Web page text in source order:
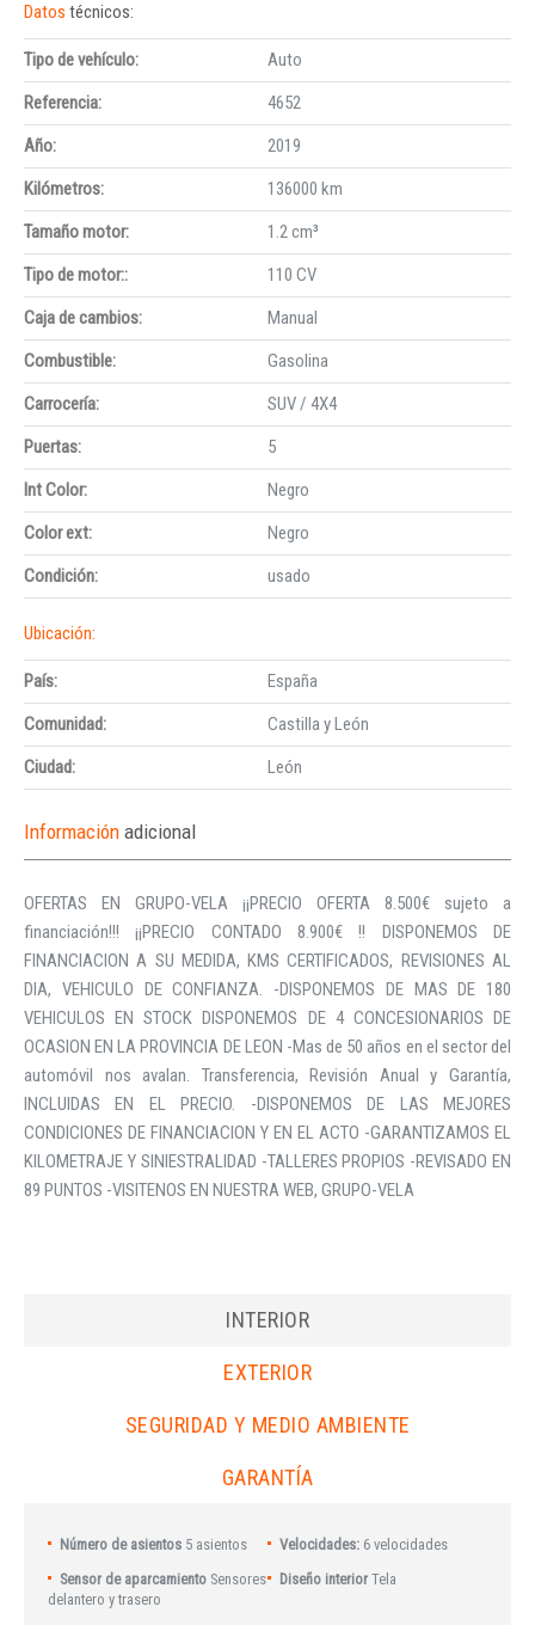
Datos técnicos:
Tipo de vehículo:
Auto
Referencia:
4652
Año:
2019
Kilómetros:
136000 km
Tamaño motor:
1.2 cm³
Tipo de motor::
110 CV
Caja de cambios:
Manual
Combustible:
Gasolina
Carrocería:
SUV / 4X4
Puertas:
5
Int Color:
Negro
Color ext:
Negro
Condición:
usado
Ubicación:
País:
España
Comunidad:
Castilla y León
Ciudad:
León
Información adicional
OFERTAS EN GRUPO-VELA ¡¡PRECIO OFERTA 8.500€ sujeto a
financiación!!! ¡¡PRECIO CONTADO 8.900€ !! DISPONEMOS DE
FINANCIACION A SU MEDIDA, KMS CERTIFICADOS, REVISIONES AL
DIA, VEHICULO DE CONFIANZA. -DISPONEMOS DE MAS DE 180
VEHICULOS EN STOCK DISPONEMOS DE 4 CONCESIONARIOS DE
OCASION EN LA PROVINCIA DE LEON -Mas de 50 años en el sector del
automóvil nos avalan. Transferencia, Revisión Anual y Garantía,
INCLUIDAS EN EL PRECIO. -DISPONEMOS DE LAS MEJORES
CONDICIONES DE FINANCIACION Y EN EL ACTO -GARANTIZAMOS EL
KILOMETRAJE Y SINIESTRALIDAD -TALLERES PROPIOS -REVISADO EN
89 PUNTOS -VISITENOS EN NUESTRA WEB, GRUPO-VELA
INTERIOR
EXTERIOR
SEGURIDAD Y MEDIO AMBIENTE
GARANTÍA
Número de asientos 5 asientos Velocidades: 6 velocidades
Sensor de aparcamiento Sensores
delantero y trasero
Diseño interior Tela